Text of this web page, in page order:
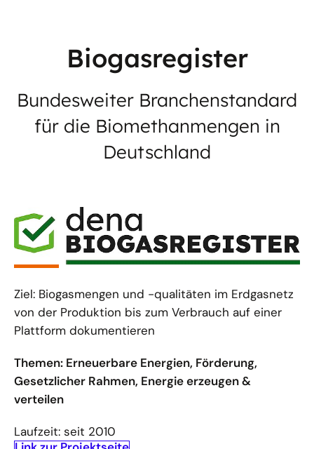
Biogasregister
Bundesweiter Branchenstandard
für die Biomethanmengen in
Deutschland
Ziel: Biogasmengen und -qualitäten im Erdgasnetz
von der Produktion bis zum Verbrauch auf einer
Plattform dokumentieren
Themen: Erneuerbare Energien, Förderung,
Gesetzlicher Rahmen, Energie erzeugen &
verteilen
Laufzeit: seit 2010